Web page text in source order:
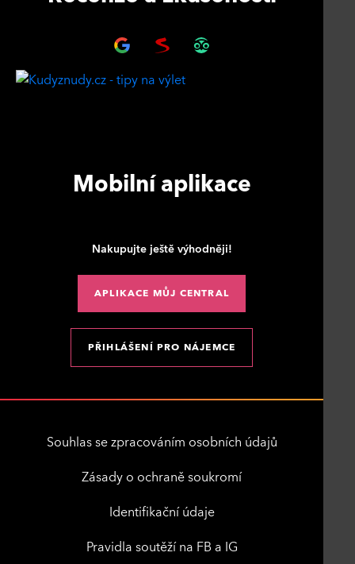
Mobilní aplikace
Nakupujte ještě výhodněji!
APLIKACE MŮJ CENTRAL
PŘIHLÁŠENÍ PRO NÁJEMCE
Souhlas se zpracováním osobních údajů
Zásady o ochraně soukromí
Identifikační údaje
Pravidla soutěží na FB a IG